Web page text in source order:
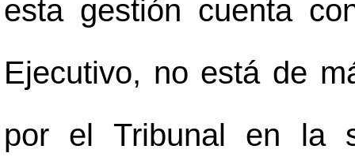
esta gestión cuenta
Ejecutivo, no está de
por el Tribunal en la